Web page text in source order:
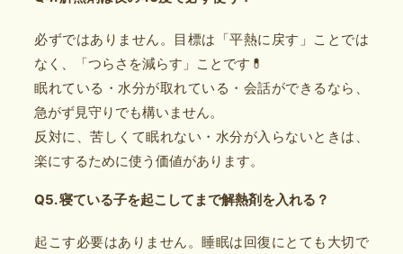
必ずではありません。目標は「平熱に戻す」ことでは
なく、「つらさを減らす」ことです💊
眠れている・水分が取れている・会話ができるなら、
急がず見守りでも構いません。
反対に、苦しくて眠れない・水分が入らないときは、
楽にするために使う価値があります。
Q5. 寝ている子を起こしてまで解熱剤を入れる？
起こす必要はありません。睡眠は回復にとても大切で